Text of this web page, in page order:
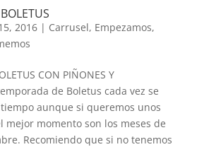
2016| Carrusel, Empezamos,
CON PIÑONES Y
de Boletus cada vez se
aunque si queremos unos
mejor momento son los meses de
Recomiendo que si no tenemos